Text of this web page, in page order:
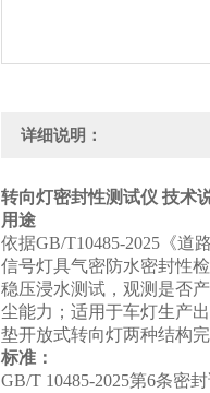
详细说明：
转向灯密封性测试仪 技术
用途
依据GB/T10485-2025《道
信号灯具气密防水密封性
稳压浸水测试，观测是否
尘能力；适用于车灯生产
垫开放式转向灯两种结构完
标准：
GB/T 10485-2025第6条密